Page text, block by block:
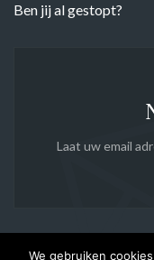
Ben jij al gestopt?
Laat uw email
We gebruiken